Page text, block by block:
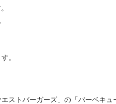
。
ストバーガーズ」の「バーベキュ